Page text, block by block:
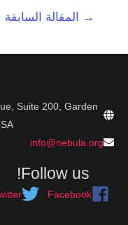
→ المقالة السابقة
Suite 200, Garden
info@nebula.org
Follow us!
Facebook